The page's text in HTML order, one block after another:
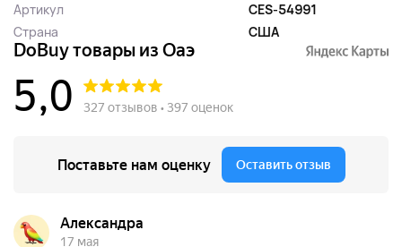
Артикул
CES-54991
Страна
США